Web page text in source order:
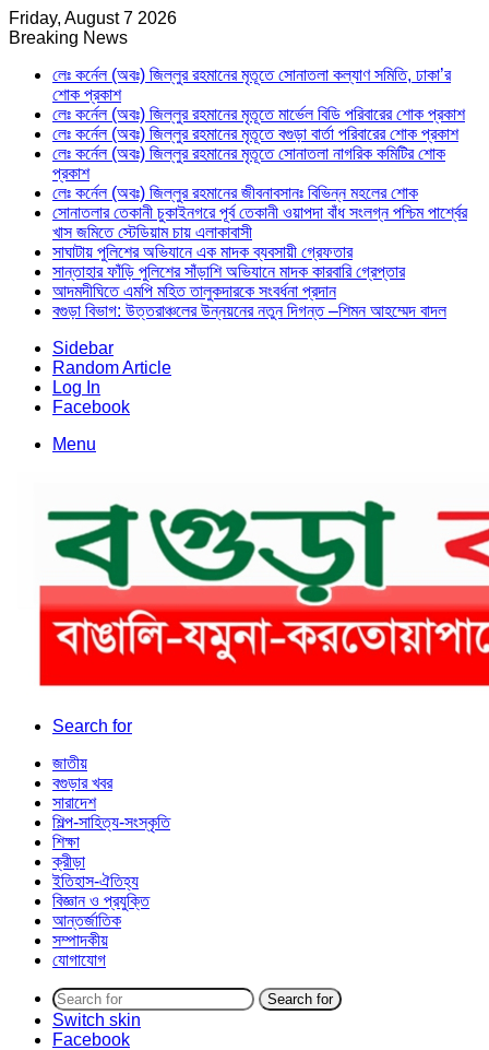
Friday, August 7 2026
Breaking News
লেঃ কর্নেল (অবঃ) জিল্লুর রহমানের মৃতূতে সোনাতলা কল্যাণ সমিতি, ঢাকা’র
শোক প্রকাশ
লেঃ কর্নেল (অবঃ) জিল্লুর রহমানের মৃতূতে মার্ভেল বিডি পরিবারের শোক প্রকাশ
লেঃ কর্নেল (অবঃ) জিল্লুর রহমানের মৃতূতে বগুড়া বার্তা পরিবারের শোক প্রকাশ
লেঃ কর্নেল (অবঃ) জিল্লুর রহমানের মৃতূতে সোনাতলা নাগরিক কমিটির শোক
প্রকাশ
লেঃ কর্নেল (অবঃ) জিল্লুর রহমানের জীবনাবসানঃ বিভিন্ন মহলের শোক
সোনাতলার তেকানী চুকাইনগরে পূর্ব তেকানী ওয়াপদা বাঁধ সংলগ্ন পশ্চিম পার্শ্বের
খাস জমিতে স্টেডিয়াম চায় এলাকাবাসী
সাঘাটায় পুলিশের অভিযানে এক মাদক ব্যবসায়ী গ্রেফতার
সান্তাহার ফাঁড়ি পুলিশের সাঁড়াশি অভিযানে মাদক কারবারি গ্রেপ্তার
আদমদীঘিতে এমপি মহিত তালুকদারকে সংবর্ধনা প্রদান
বগুড়া বিভাগ: উত্তরাঞ্চলের উন্নয়নের নতুন দিগন্ত –শিমন আহম্মেদ বাদল
Sidebar
Random Article
Log In
Facebook
Menu
Search for
জাতীয়
বগুড়ার খবর
সারাদেশ
শিল্প-সাহিত্য-সংস্কৃতি
শিক্ষা
ক্রীড়া
ইতিহাস-ঐতিহ্য
বিজ্ঞান ও প্রযুক্তি
আন্তর্জাতিক
সম্পাদকীয়
যোগাযোগ
Search for
Switch skin
Facebook